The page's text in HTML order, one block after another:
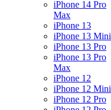
iPhone 14 Pro
Max
iPhone 13
iPhone 13 Mini
iPhone 13 Pro
iPhone 13 Pro
Max
iPhone 12
iPhone 12 Mini
iPhone 12 Pro